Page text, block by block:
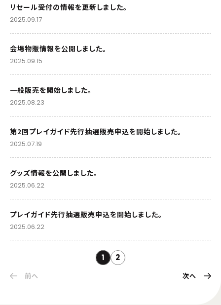
リセール受付の情報を更新しました。
2025.09.17
会場物販情報を公開しました。
2025.09.15
一般販売を開始しました。
2025.08.23
第2回プレイガイド先行抽選販売申込を開始しました。
2025.07.19
グッズ情報を公開しました。
2025.06.22
プレイガイド先行抽選販売申込を開始しました。
2025.06.22
1 2
前へ 次へ